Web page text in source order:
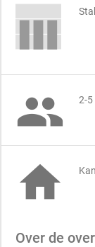
 2-5

Over de